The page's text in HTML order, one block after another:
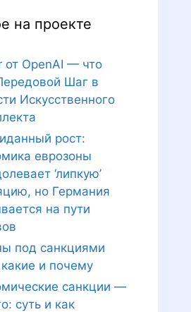
на проекте
от OpenAI — что
Шаг в
Искусственного
рост:
еврозоны
‘липкую’
но Германия
на пути
под санкциями
и почему
санкции —
суть и как